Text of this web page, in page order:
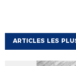
ARTICLES LES